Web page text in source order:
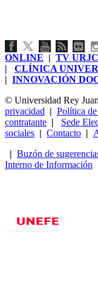
ONLINE | TV URJC
| CLÍNICA
| INNOVACIÓN
© Universidad Rey
privacidad | Política
contratante | Sede
sociales | Contacto |
| Buzón de
Interno de Información